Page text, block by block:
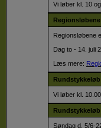
Vi løber kl. 10
Regionsløbene
Regionsløbene
Dag to - 14. juli
Læs mere:
Rundstykkeløb
Vi løber kl.
Rundstykkeløb
Søndag d. 5/6-